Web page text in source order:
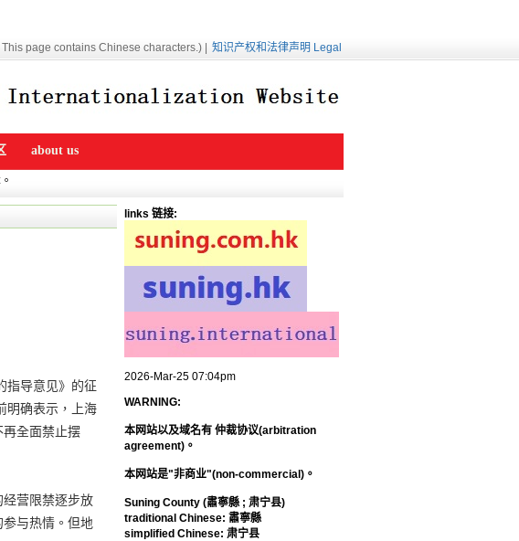
page contains Chinese characters.) | 知识产权和法律声明 Legal
about us
指导意见》的征
明确表示，上海
再全面禁止摆
营限禁逐步放
与热情。但地
links 链接:
2026-Mar-25 07:04pm
WARNING:
本网站以及域名有 仲裁协议(arbitration
agreement)。
本网站是"非商业"(non-commercial)。
Suning County (肅寧縣 ; 肃宁县)
traditional Chinese: 肅寧縣
simplified Chinese: 肃宁县